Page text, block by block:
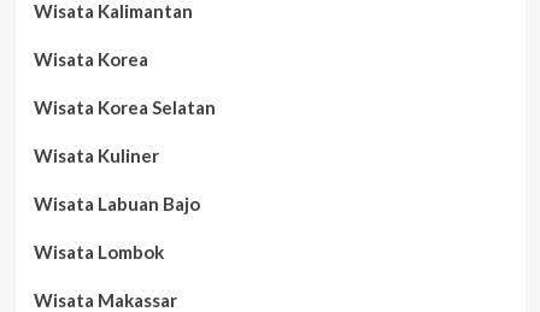
Wisata Kalimantan
Wisata Korea
Wisata Korea Selatan
Wisata Kuliner
Wisata Labuan Bajo
Wisata Lombok
Wisata Makassar